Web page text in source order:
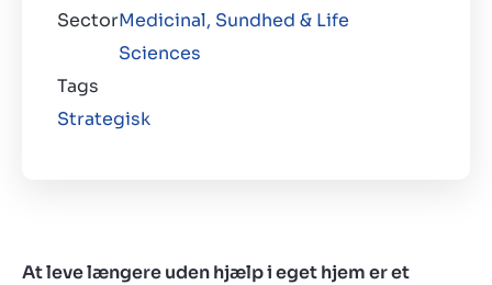
SectorMedicinal, Sundhed & Life
Sciences
Tags
Strategisk
At leve længere uden hjælp i eget hjem er et